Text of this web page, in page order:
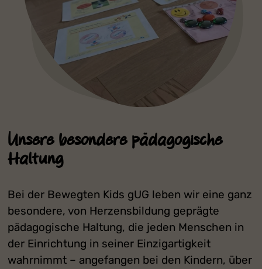
Unsere besondere pädagogische
Haltung
Bei der Bewegten Kids gUG leben wir eine ganz
besondere, von Herzensbildung geprägte
pädagogische Haltung, die jeden Menschen in
der Einrichtung in seiner Einzigartigkeit
wahrnimmt – angefangen bei den Kindern, über